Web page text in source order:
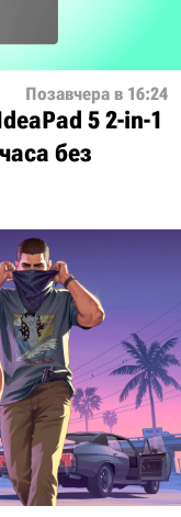
Позавчера в 16:24
5 2-in-1
без